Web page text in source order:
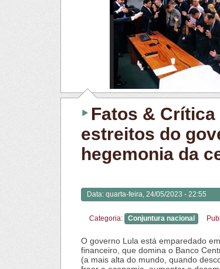
Fatos &
estreitos do
hegemonia da
Data: quarta-feira, 24/05/2023 - 22:55
Categoria: Conjuntura nacional
O governo Lula está emparedado
financeiro, que domina o Banco
(a mais alta do mundo, quando